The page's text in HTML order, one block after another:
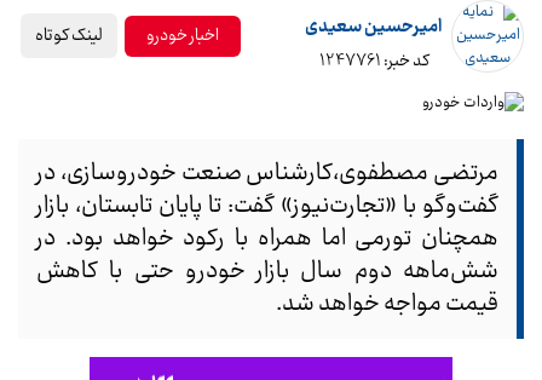
امیرحسین سعیدی
کد خبر: 1247761
اخبار خودرو لینک کوتاه
مرتضی مصطفوی،کارشناس صنعت خودروسازی، در
گفت‌و‌گو با «تجارت‌نیوز» گفت: تا پایان تابستان، بازار
همچنان تورمی اما همراه با رکود خواهد بود. در
شش‌ماهه دوم سال بازار خودرو حتی با کاهش
قیمت مواجه خواهد شد.